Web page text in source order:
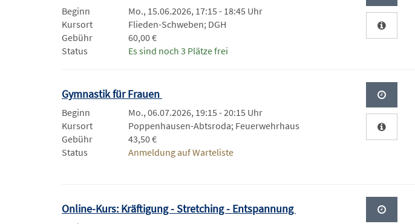
Beginn
Mo., 15.06.2026, 17:15 - 18:45 Uhr
Kursort
Flieden-Schweben; DGH
Gebühr
60,00 €
Status
Es sind noch 3 Plätze frei
Gymnastik für Frauen
Beginn
Mo., 06.07.2026, 19:15 - 20:15 Uhr
Kursort
Poppenhausen-Abtsroda; Feuerwehrhaus
Gebühr
43,50 €
Status
Anmeldung auf Warteliste
Online-Kurs: Kräftigung - Stretching - Entspannung